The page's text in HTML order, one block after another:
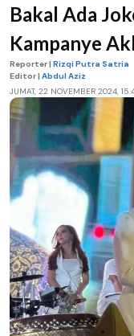
Bakal Ada
Kampanye
Reporter | Rizqi Putra Satria
Editor | Abdul Aziz
JUMAT, 22 NOVEMBER 2024,